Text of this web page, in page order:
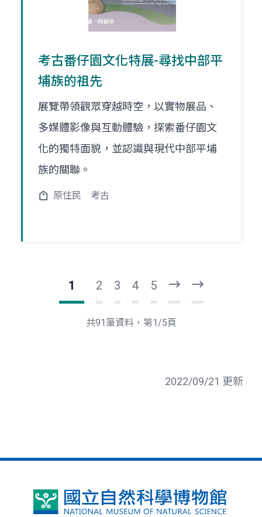
考古番仔園文化特展-尋找中部平
埔族的祖先
展覽帶領觀眾穿越時空，以實物展品、
多媒體影像與互動體驗，探索番仔園文
化的獨特面貌，並認識與現代中部平埔
族的關聯。
原住民 考古
1 2 3 4 5
一
頁
後
共91筆資料，第1/5頁
2022/09/21 更新
國